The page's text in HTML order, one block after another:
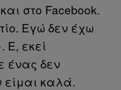
στο Facebook.
Εγώ δεν έχω
εκεί
ένας δεν
είμαι καλά.